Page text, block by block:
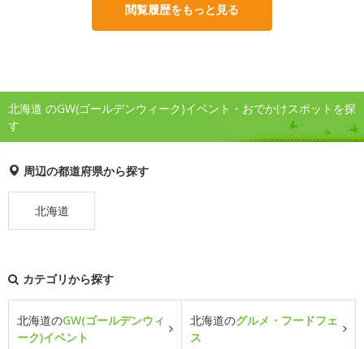
閲覧履歴をもっと見る
北海道 のGW(ゴールデンウィーク)イベント・おでかけスポットを探
す
周辺の都道府県から探す
北海道
カテゴリから探す
北海道のGW(ゴールデンウィ
ーク)イベント
北海道のグルメ・フードフェ
ス